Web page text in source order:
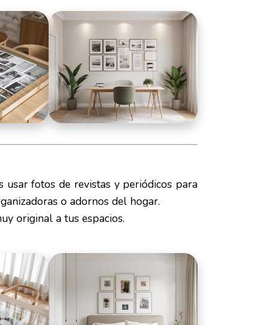
usar fotos de revistas y periódicos para
o adornos del hogar.
original a tus espacios.